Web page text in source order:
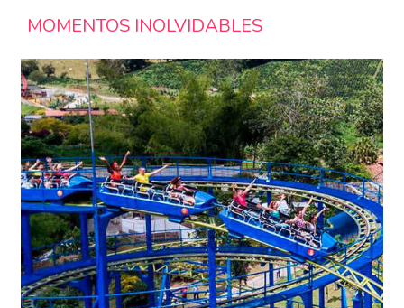
MOMENTOS INOLVIDABLES